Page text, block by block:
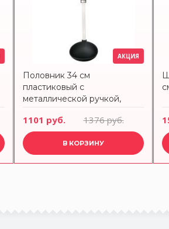
АКЦИЯ
Половник 34 см
пластиковый с
металлической ручкой,
CRAFT
1101 руб. 1376 руб.
В КОРЗИНУ